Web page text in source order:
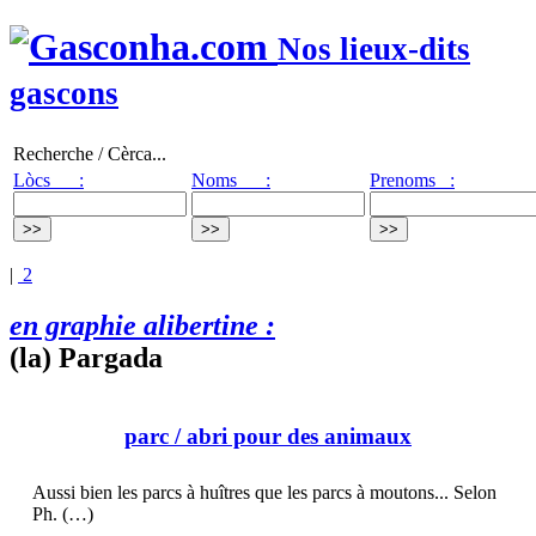
Nos lieux-dits
gascons
Recherche / Cèrca...
Lòcs :
Noms : Prenoms :
| 2
en graphie alibertine :
(la) Pargada
parc / abri pour des animaux
Aussi bien les parcs à huîtres que les parcs à moutons... Selon
Ph. (…)